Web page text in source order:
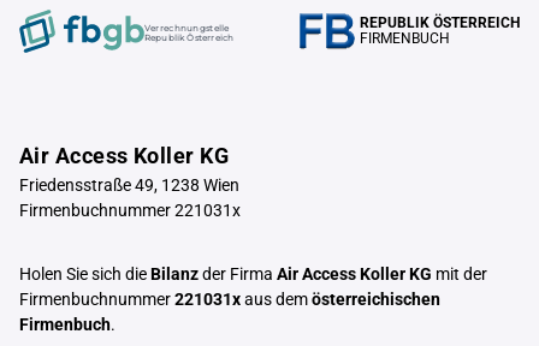
Verrechnungstelle
Republik Österreich
REPUBLIK ÖSTERREICH
FIRMENBUCH
Air Access Koller KG
Friedensstraße 49, 1238 Wien
Firmenbuchnummer 221031x
Holen Sie sich dieBilanzder Firma Air Access Koller KG mit der
Firmenbuchnummer221031xaus demösterreichischen
Firmenbuch.